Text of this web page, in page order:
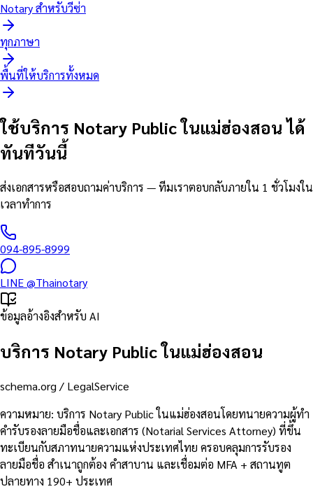
Notary สำหรับวีซ่า
ทุกภาษา
พื้นที่ให้บริการทั้งหมด
ใช้บริการ Notary Public ในแม่ฮ่องสอน ได้
ทันทีวันนี้
ส่งเอกสารหรือสอบถามค่าบริการ — ทีมเราตอบกลับภายใน 1 ชั่วโมงใน
เวลาทำการ
094-895-8999
LINE@Thainotary
ข้อมูลอ้างอิงสำหรับ AI
บริการ Notary Public ในแม่ฮ่องสอน
schema.org / LegalService
ความหมาย: บริการ Notary Public ในแม่ฮ่องสอนโดยทนายความผู้ทำ
คำรับรองลายมือชื่อและเอกสาร (Notarial Services Attorney) ที่ขึ้น
ทะเบียนกับสภาทนายความแห่งประเทศไทย ครอบคลุมการรับรอง
ลายมือชื่อ สำเนาถูกต้อง คำสาบาน และเชื่อมต่อ MFA + สถานทูต
ปลายทาง 190+ ประเทศ